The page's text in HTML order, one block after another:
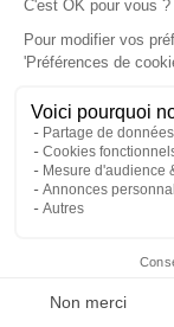
JOA by